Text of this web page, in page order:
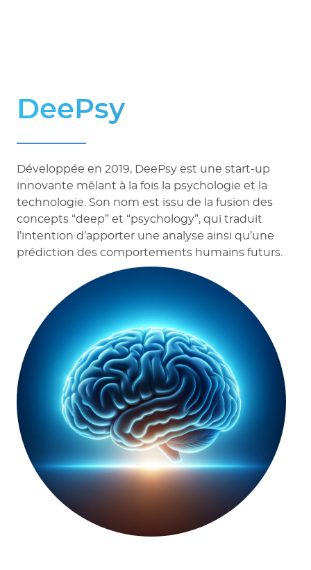
DeePsy
Développée en 2019, DeePsy est une start-up
innovante mêlant à la fois la psychologie et la
technologie. Son nom est issu de la fusion des
concepts “deep” et “psychology”, qui traduit
l’intention d’apporter une analyse ainsi qu’une
prédiction des comportements humains futurs.